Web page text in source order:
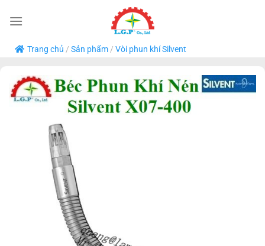
qua
dung
Trang chủ / Sản phẩm/ Vòi phun khí Silvent